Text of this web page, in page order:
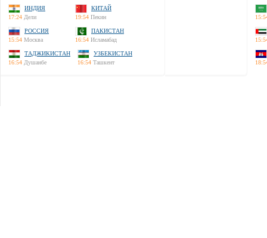
ИНДИЯ
17:24 Дели
КИТАЙ
19:54 Пекин
РОССИЯ
15:54 Москва
ПАКИСТАН
16:54 Исламабад
ТАДЖИКИСТАН
16:54 Душанбе
УЗБЕКИСТАН
16:54 Ташкент